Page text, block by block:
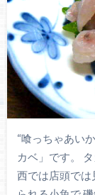
“喰っちゃあい
カベ」です。
西では店頭では